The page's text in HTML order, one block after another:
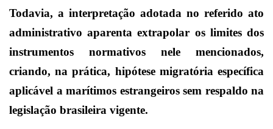
Todavia, a interpretação adotada no referido ato
administrativo aparenta extrapolar os limites dos
instrumentos normativos nele mencionados,
criando, na prática, hipótese migratória específica
aplicável a marítimos estrangeiros sem respaldo na
legislação brasileira vigente.